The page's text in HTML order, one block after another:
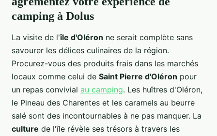
camping à Dolus
La visite de l'île d'Oléron ne serait complète sans
savourer les délices culinaires de la région.
Procurez-vous des produits frais dans les marchés
locaux comme celui de Saint Pierre d'Oléron pour
un repas convivial au camping. Les huîtres d'Oléron,
le Pineau des Charentes et les caramels au beurre
salé sont des incontournables à ne pas manquer. La
culture de l'île révèle ses trésors à travers les